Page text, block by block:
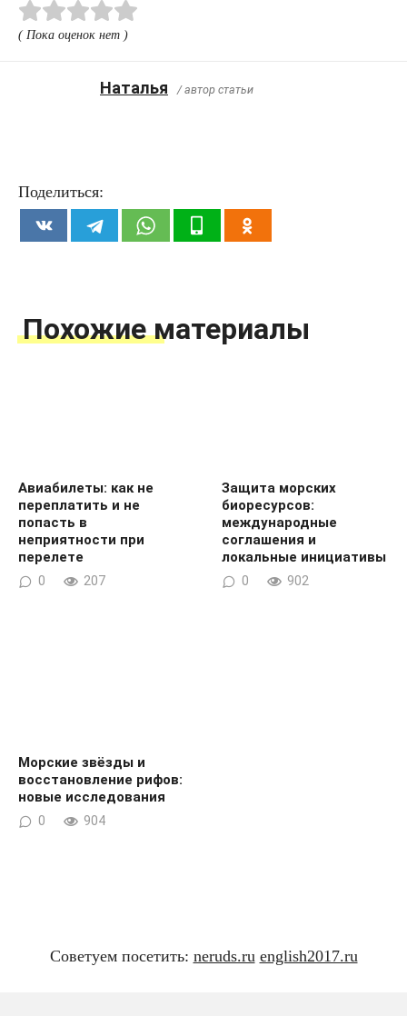
( Пока оценок нет )
Наталья / автор статьи
Поделиться:
Похожие материалы
Авиабилеты: как не
переплатить и не
попасть в
неприятности при
перелете
0 207
Защита морских
биоресурсов:
международные
соглашения и
локальные инициативы
0 902
Морские звёзды и
восстановление рифов:
новые исследования
0 904
Советуем посетить: neruds.ru english2017.ru